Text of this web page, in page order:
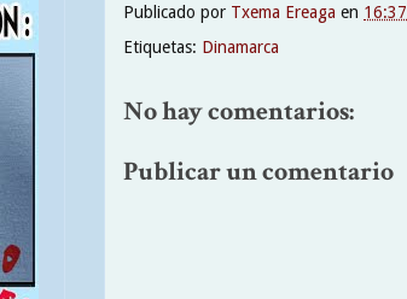
Publicado por Txema Ereaga en 16:37
Etiquetas: Dinamarca
No hay comentarios:
Publicar un comentario